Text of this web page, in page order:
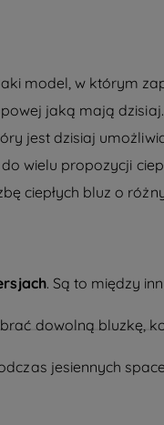
model, w którym
jaką mają dzisiaj.
jest dzisiaj
wielu propozycji
ciepłych bluz o
. Są to między
dowolną bluzkę,
jesiennych